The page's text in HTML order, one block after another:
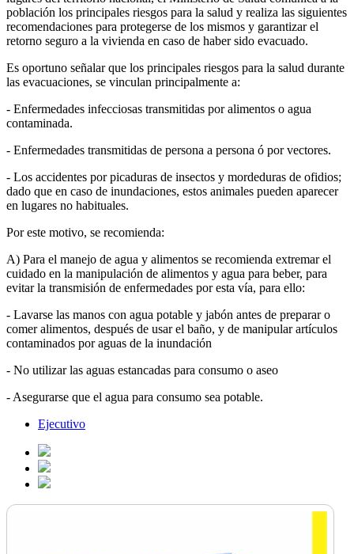
población los principales riesgos para la salud y realiza las siguientes
recomendaciones para protegerse de los mismos y garantizar el
retorno seguro a la vivienda en caso de haber sido evacuado.
Es oportuno señalar que los principales riesgos para la salud durante
las evacuaciones, se vinculan principalmente a:
- Enfermedades infecciosas transmitidas por alimentos o agua
contaminada.
- Enfermedades transmitidas de persona a persona ó por vectores.
- Los accidentes por picaduras de insectos y mordeduras de ofidios;
dado que en caso de inundaciones, estos animales pueden aparecer
en lugares no habituales.
Por este motivo, se recomienda:
A) Para el manejo de agua y alimentos se recomienda extremar el
cuidado en la manipulación de alimentos y agua para beber, para
evitar la transmisión de enfermedades por esta vía, para ello:
- Lavarse las manos con agua potable y jabón antes de preparar o
comer alimentos, después de usar el baño, y de manipular artículos
contaminados por aguas de la inundación
- No utilizar las aguas estancadas para consumo o aseo
- Asegurarse que el agua para consumo sea potable.
Ejecutivo